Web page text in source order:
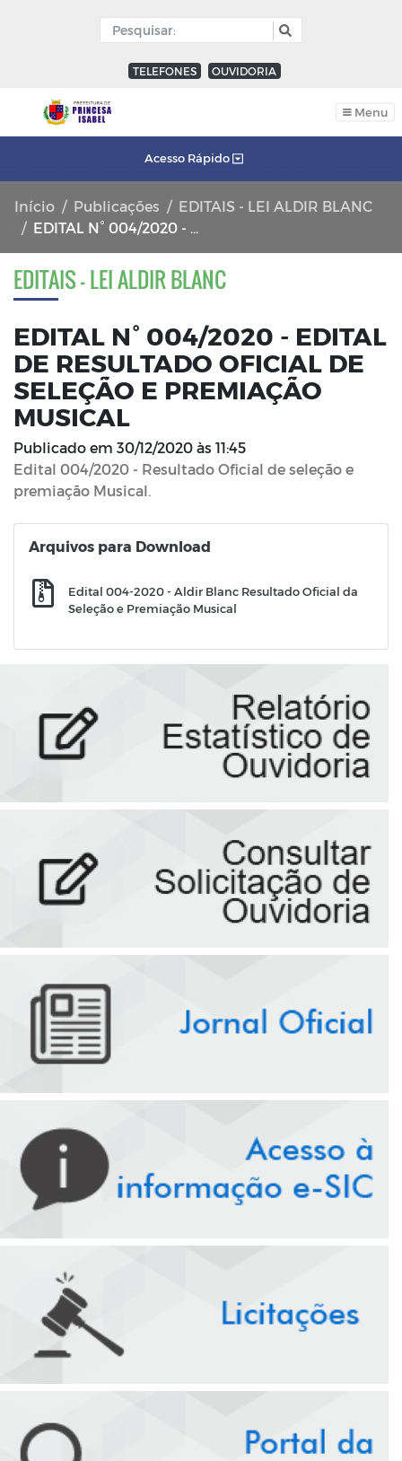
TELEFONES OUVIDORIA
Menu
Acesso Rápido
Início Publicações
EDITAIS - LEI ALDIR BLANC
EDITAL N° 004/2020 - EDITAL DE RESULTADO OFICIAL DE SELEÇÃO E PREMIAÇÃO MUSICAL
EDITAIS - LEI ALDIR BLANC
EDITAL N° 004/2020 - EDITAL
DE RESULTADO OFICIAL DE
SELEÇÃO E PREMIAÇÃO
MUSICAL
Publicado em 30/12/2020 às 11:45
Edital 004/2020 - Resultado Oficial de seleção e
premiação Musical.
Arquivos para Download
Edital 004-2020 - Aldir Blanc Resultado Oficial da
Seleção e Premiação Musical